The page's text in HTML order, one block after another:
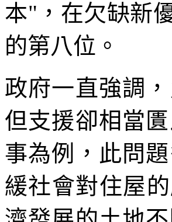
本"，在欠缺新
的第八位。
政府一直強調
但支援卻相當
事為例，此問
緩社會對住屋